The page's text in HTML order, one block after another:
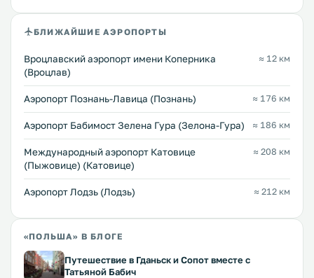
БЛИЖАЙШИЕ АЭРОПОРТЫ
Вроцлавский аэропорт имени Коперника
(Вроцлав)
≈ 12 км
Аэропорт Познань-Лавица (Познань) ≈ 176 км
Аэропорт Бабимост Зелена Гура (Зелона-Гура) ≈ 186 км
Международный аэропорт Катовице
(Пыжовице) (Катовице)
≈ 208 км
Аэропорт Лодзь (Лодзь) ≈ 212 км
«ПОЛЬША» В БЛОГЕ
Путешествие в Гданьск и Сопот вместе с
Татьяной Бабич